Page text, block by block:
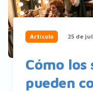
Artículo 25 de
Cómo
pueden